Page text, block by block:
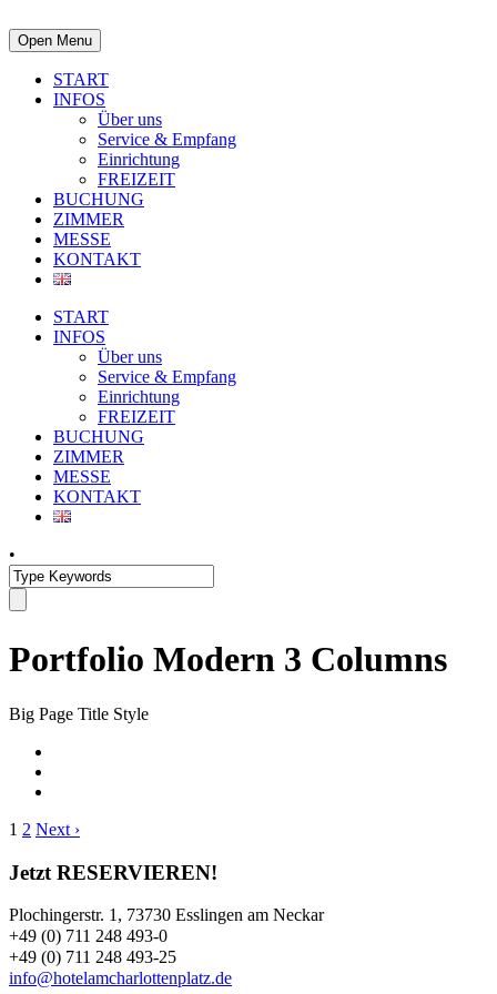
Open Menu
START
INFOS
Über uns
Service & Empfang
Einrichtung
FREIZEIT
BUCHUNG
ZIMMER
MESSE
KONTAKT
START
INFOS
Über uns
Service & Empfang
Einrichtung
FREIZEIT
BUCHUNG
ZIMMER
MESSE
KONTAKT
•
Portfolio Modern 3 Columns
Big Page Title Style
1 2 Next ›
Jetzt RESERVIEREN!
Plochingerstr. 1, 73730 Esslingen am Neckar
+49 (0) 711 248 493-0
+49 (0) 711 248 493-25
info@hotelamcharlottenplatz.de